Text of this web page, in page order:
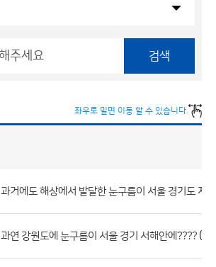
검색
좌우로 밀면 이동 할 수 있습니다.
과거에도 해상에서 발달한 눈구름이 서울 경기도 지역
과연 강원도에 눈구름이 서울 경기 서해안에???? (2)